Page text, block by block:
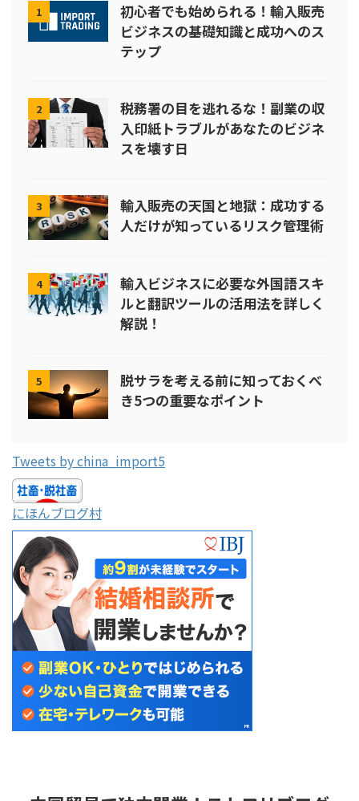
1
初心者でも始められる！輸入販売
ビジネスの基礎知識と成功へのス
テップ
2
税務署の目を逃れるな！副業の収
入印紙トラブルがあなたのビジネ
スを壊す日
3
輸入販売の天国と地獄：成功する
人だけが知っているリスク管理術
4
輸入ビジネスに必要な外国語スキ
ルと翻訳ツールの活用法を詳しく
解説！
5
脱サラを考える前に知っておくべ
き5つの重要なポイント
Tweets by china_import5
にほんブログ村